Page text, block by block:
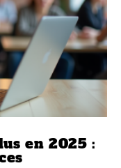
en 2025 :